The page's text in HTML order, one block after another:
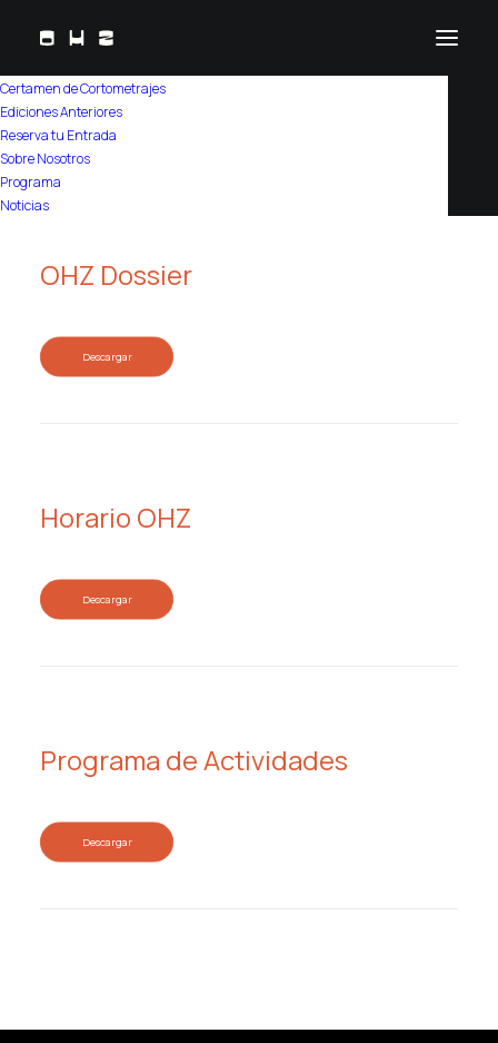
Certamen de Cortometrajes
Ediciones Anteriores
Reserva tu Entrada
Sobre Nosotros
Programa
Noticias
Descargas
OHZ Dossier
Descargar
Horario OHZ
Descargar
Programa de Actividades
Descargar